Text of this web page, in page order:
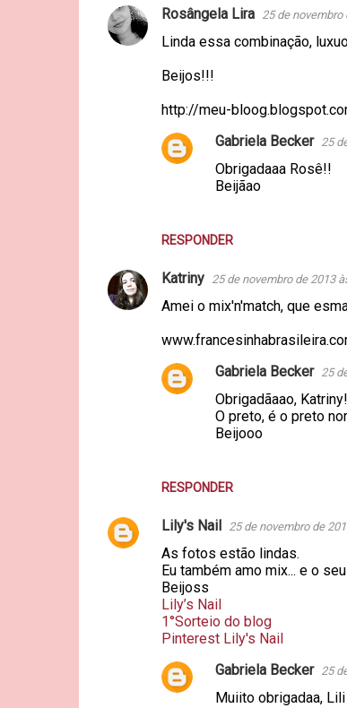
C
s
Rosângela Lira 25 de novembro
Linda essa combinação,
Beijos!!!
http://meu-
RESPONDER
Gabriela Becker 25
Obrigadaaa Rosê!!
Beijãao
Katriny 25 de novembro de 2013
Amei o mix'n'match, que
RESPONDER
Gabriela Becker 25
Obrigadãaao, Katriny!
O preto, é o preto
Beijooo
Lily's Nail 25 de novembro de
As fotos estão lindas.
Eu também amo mix... e o
Beijoss
Lily’s Nail
1°Sorteio do blog
Pinterest Lily's Nail
Gabriela Becker
25
Muiito obrigadaa,